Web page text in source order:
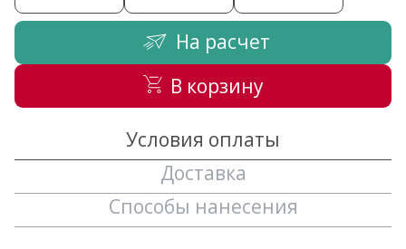
На расчет
В корзину
Условия оплаты
Доставка
Способы нанесения